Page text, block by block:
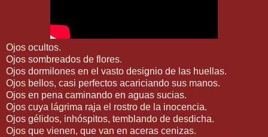
Ojos ocultos.
Ojos sombreados de flores.
Ojos dormilones en el vasto designio de las huellas.
Ojos bellos, casi perfectos acariciando sus manos.
Ojos en pena caminando en aguas sucias.
Ojos cuya lágrima raja el rostro de la inocencia.
Ojos gélidos, inhóspitos, temblando de desdicha.
Ojos que vienen, que van en aceras cenizas.